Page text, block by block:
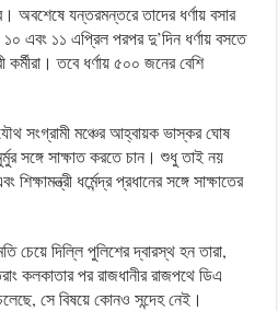
যন্তরমন্তরে তাদের ধর্ণায় বসার
এবং ১১ এপ্রিল পরপর দু’দিন ধর্ণায় বসতে
তবে ধর্ণায় ৫০০ জনের বেশি
সংগ্রামী মঞ্চের আহ্বায়ক ভাস্কর ঘোষ
সঙ্গে সাক্ষাত করতে চান। শুধু তাই নয়
শিক্ষামন্ত্রী ধর্মেন্দ্র প্রধানের সঙ্গে সাক্ষাতের
চেয়ে দিল্লি পুলিশের দ্বারস্থ হন তারা,
কলকাতার পর রাজধানীর রাজপথে ডিএ
সে বিষয়ে কোনও সন্দেহ নেই।